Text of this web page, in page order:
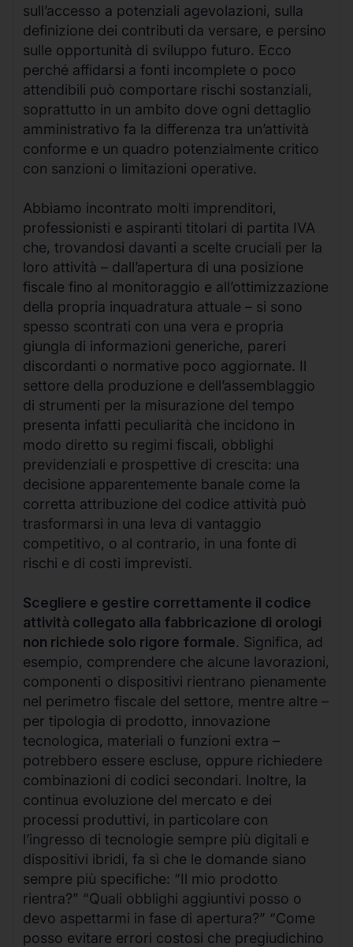
sull’accesso a potenziali agevolazioni, sulla
definizione dei contributi da versare, e persino
sulle opportunità di sviluppo futuro. Ecco
perché affidarsi a fonti incomplete o poco
attendibili può comportare rischi sostanziali,
soprattutto in un ambito dove ogni dettaglio
amministrativo fa la differenza tra un’attività
conforme e un quadro potenzialmente critico
con sanzioni o limitazioni operative.
Abbiamo incontrato molti imprenditori,
professionisti e aspiranti titolari di partita IVA
che, trovandosi davanti a scelte cruciali per la
loro attività – dall’apertura di una posizione
fiscale fino al monitoraggio e all’ottimizzazione
della propria inquadratura attuale – si sono
spesso scontrati con una vera e propria
giungla di informazioni generiche, pareri
discordanti o normative poco aggiornate. Il
settore della produzione e dell’assemblaggio
di strumenti per la misurazione del tempo
presenta infatti peculiarità che incidono in
modo diretto su regimi fiscali, obblighi
previdenziali e prospettive di crescita: una
decisione apparentemente banale come la
corretta attribuzione del codice attività può
trasformarsi in una leva di vantaggio
competitivo, o al contrario, in una fonte di
rischi e di costi imprevisti.
Scegliere e gestire correttamente il codice
attività collegato alla fabbricazione di orologi
non richiede solo rigore formale. Significa, ad
esempio, comprendere che alcune lavorazioni,
componenti o dispositivi rientrano pienamente
nel perimetro fiscale del settore, mentre altre –
per tipologia di prodotto, innovazione
tecnologica, materiali o funzioni extra –
potrebbero essere escluse, oppure richiedere
combinazioni di codici secondari. Inoltre, la
continua evoluzione del mercato e dei
processi produttivi, in particolare con
l’ingresso di tecnologie sempre più digitali e
dispositivi ibridi, fa sì che le domande siano
sempre più specifiche: “Il mio prodotto
rientra?” “Quali obblighi aggiuntivi posso o
devo aspettarmi in fase di apertura?” “Come
posso evitare errori costosi che pregiudichino